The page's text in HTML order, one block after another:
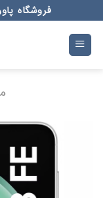
to
content
فروشگاه